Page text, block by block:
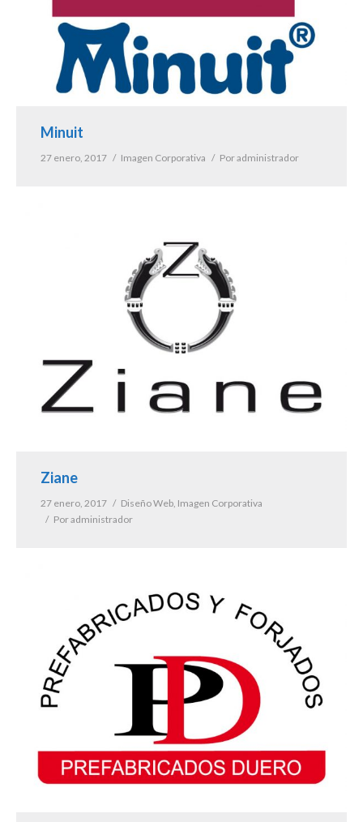
Minuit
27 enero, 2017 Imagen Corporativa Poradministrador
Ziane
27 enero, 2017 Diseño Web Imagen Corporativa
Poradministrador